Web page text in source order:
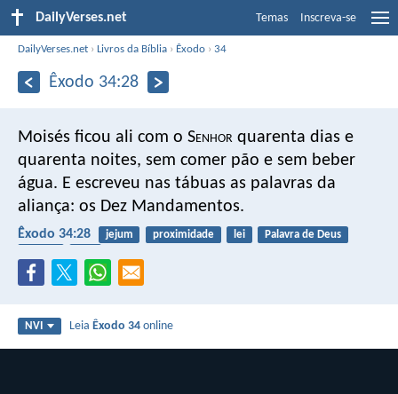
DailyVerses.net Temas Inscreva-se
DailyVerses.net ›Livros da Bíblia › Êxodo ›34
Êxodo 34:28
Moisés ficou ali com o Senhor quarenta dias e
quarenta noites, sem comer pão e sem beber
água. E escreveu nas tábuas as palavras da
aliança: os Dez Mandamentos.
Êxodo 34:28 jejum proximidade lei
Palavra de Deus
NVI LeiaÊxodo 34 online